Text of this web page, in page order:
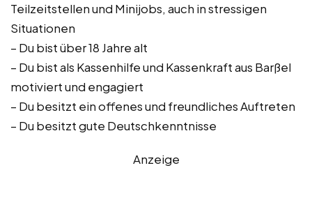
Teilzeitstellen und Minijobs, auch in stressigen
Situationen
– Du bist über 18 Jahre alt
– Du bist als Kassenhilfe und Kassenkraft aus Barßel
motiviert und engagiert
– Du besitzt ein offenes und freundliches Auftreten
– Du besitzt gute Deutschkenntnisse
Anzeige